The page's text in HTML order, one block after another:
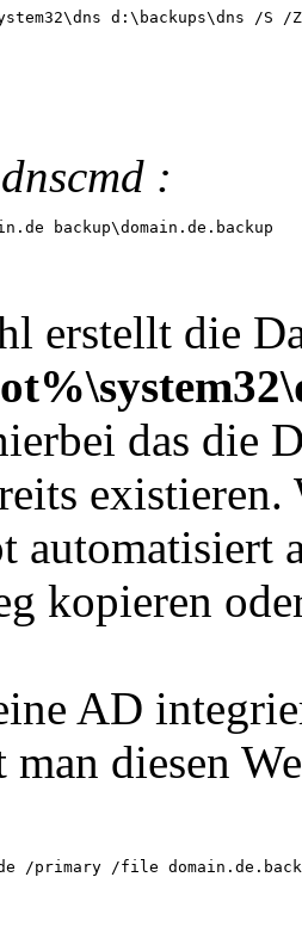
d:\backups\dns /S
:
backup\domain.de.backup
erstellt die
das die
automatisiert
kopieren
AD
man diesen
/primary /file